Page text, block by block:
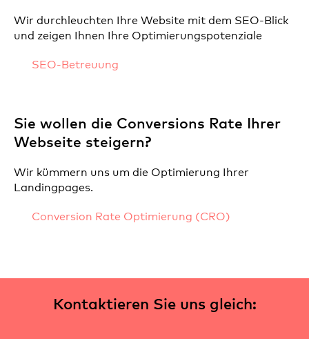
Wir durchleuchten Ihre Website mit dem SEO-Blick
und zeigen Ihnen Ihre Optimierungspotenziale
SEO-Betreuung
Sie wollen die Conversions Rate Ihrer
Webseite steigern?
Wir kümmern uns um die Optimierung Ihrer
Landingpages.
Conversion Rate Optimierung (CRO)
Kontaktieren Sie uns gleich: